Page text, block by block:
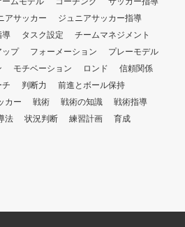
アサッカー
ジュニアサッカー指導
導 タスク設定
チームマネジメント
ップ フォーメーション
プレーモデル
モチベーション ロンド
信頼関係
チ 判断力
前進とボール保持
カー 戦術 戦術の知識
戦術指導
法 状況判断 練習計画
育成